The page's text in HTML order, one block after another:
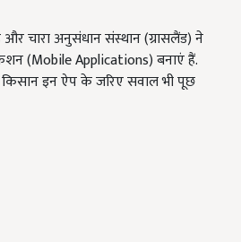
चारा अनुसंधान संस्थान (ग्रासलैंड) ने
(Mobile Applications) बनाएं हैं.
किसान इन ऐप के जरिए सवाल भी पूछ